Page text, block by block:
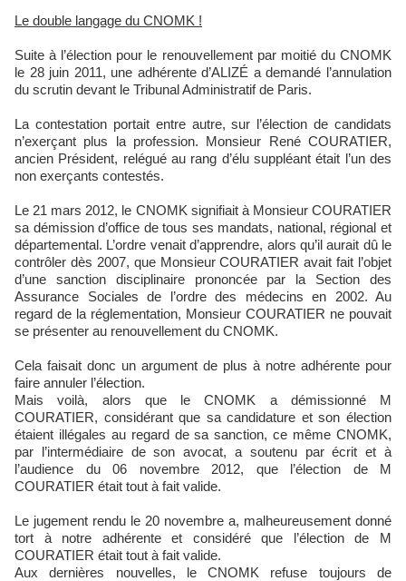
Le double langage du CNOMK !
Suite à l’élection pour le renouvellement par moitié du CNOMK
le 28 juin 2011, une adhérente d’ALIZÉ a demandé l’annulation
du scrutin devant le Tribunal Administratif de Paris.
La contestation portait entre autre, sur l’élection de candidats
n’exerçant plus la profession. Monsieur René COURATIER,
ancien Président, relégué au rang d’élu suppléant était l’un des
non exerçants contestés.
Le 21 mars 2012, le CNOMK signifiait à Monsieur COURATIER
sa démission d’office de tous ses mandats, national, régional et
départemental. L’ordre venait d’apprendre, alors qu’il aurait dû le
contrôler dès 2007, que Monsieur COURATIER avait fait l’objet
d’une sanction disciplinaire prononcée par la Section des
Assurance Sociales de l’ordre des médecins en 2002. Au
regard de la réglementation, Monsieur COURATIER ne pouvait
se présenter au renouvellement du CNOMK.
Cela faisait donc un argument de plus à notre adhérente pour
faire annuler l’élection.
Mais voilà, alors que le CNOMK a démissionné M
COURATIER, considérant que sa candidature et son élection
étaient illégales au regard de sa sanction, ce même CNOMK,
par l’intermédiaire de son avocat, a soutenu par écrit et à
l’audience du 06 novembre 2012, que l’élection de M
COURATIER était tout à fait valide.
Le jugement rendu le 20 novembre a, malheureusement donné
tort à notre adhérente et considéré que l’élection de M
COURATIER était tout à fait valide.
Aux dernières nouvelles, le CNOMK refuse toujours de